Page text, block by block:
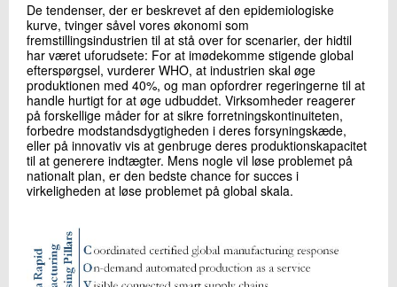
De tendenser, der er beskrevet af den epidemiologiske
kurve, tvinger såvel vores økonomi som
fremstillingsindustrien til at stå over for scenarier, der hidtil
har været uforudsete: For at imødekomme stigende global
efterspørgsel, vurderer WHO, at industrien skal øge
produktionen med 40%, og man opfordrer regeringerne til at
handle hurtigt for at øge udbuddet. Virksomheder reagerer
på forskellige måder for at sikre forretningskontinuiteten,
forbedre modstandsdygtigheden i deres forsyningskæde,
eller på innovativ vis at genbruge deres produktionskapacitet
til at generere indtægter. Mens nogle vil løse problemet på
nationalt plan, er den bedste chance for succes i
virkeligheden at løse problemet på global skala.